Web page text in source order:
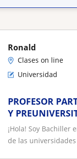
Ronald
Clases on line
Universidad
PROFESOR
Y
¡Hola! Soy
de las